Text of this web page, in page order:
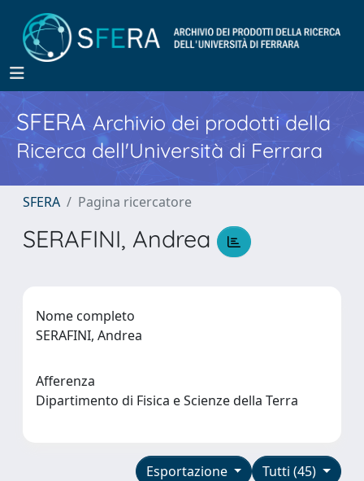
SFERA Archivio dei prodotti della
Ricerca dell'Università di Ferrara
SFERA Pagina ricercatore
SERAFINI, Andrea
Nome completo
SERAFINI, Andrea
Afferenza
Dipartimento di Fisica e Scienze della Terra
Tutti (45)
Esportazione